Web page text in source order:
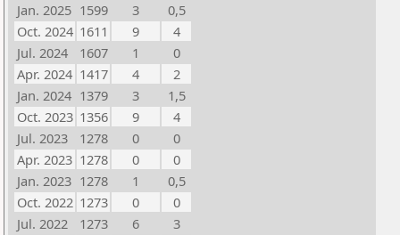
Jan. 2025 1599 3
0,5
Oct. 2024 1611 9
4
Jul. 2024
1607 1
0
Apr. 2024 1417 4
2
Jan. 2024 1379 3
1,5
Oct. 2023 1356 9
4
Jul. 2023
1278 0
0
Apr. 2023 1278 0
0
Jan. 2023 1278 1
0,5
Oct. 2022 1273 0
0
Jul. 2022
1273 6
3